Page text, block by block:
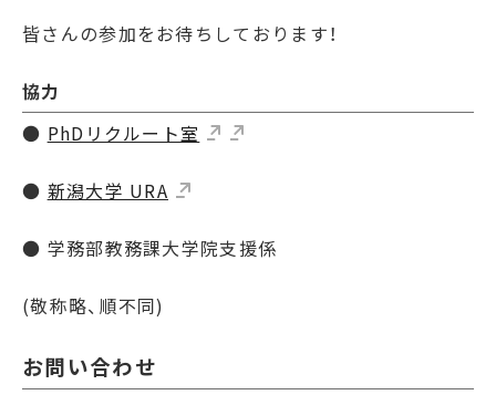
皆さんの参加をお待ちしております！
協力
● PhDリクルート室
● 新潟大学 URA
● 学務部教務課大学院支援係
(敬称略、順不同)
お問い合わせ